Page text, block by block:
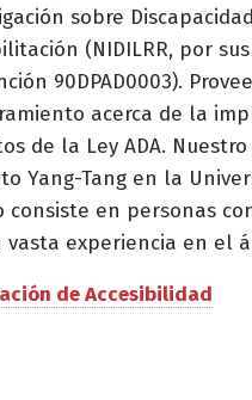
sobre
(NIDILRR, por
90DPAD0003).
acerca de la
de la Ley ADA.
Yang-Tang en la
consiste en personas
experiencia en el
de Accesibilidad